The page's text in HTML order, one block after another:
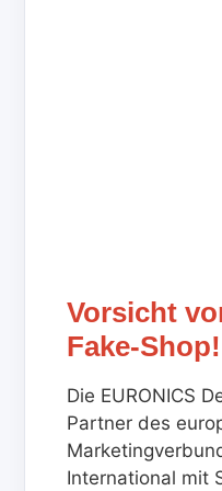
Vorsicht
Fake-Shop!
Die EURONICS
Partner des
International mit